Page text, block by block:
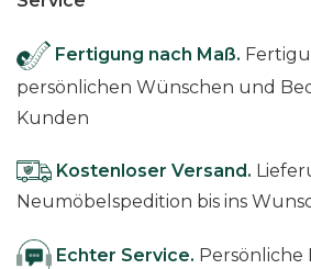
Fertigung nach Maß.
persönlichen Wünschen und
Kunden
Kostenloser Versand.
Neumöbelspedition bis ins
Echter Service.